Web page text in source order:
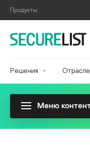
Продукты:
Решения
Меню